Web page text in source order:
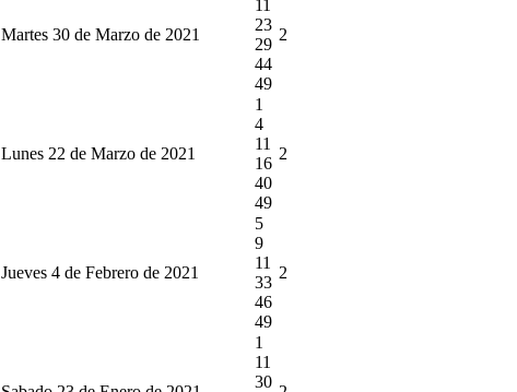
Martes 30 de Marzo de 2021
11
23
29
44
49
2
Lunes 22 de Marzo de 2021
1
4
11
16
40
49
2
Jueves 4 de Febrero de 2021
5
9
11
33
46
49
2
1
11
30